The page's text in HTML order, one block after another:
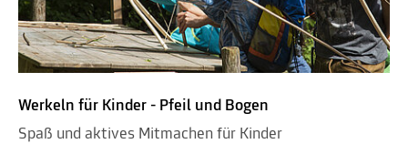
Werkeln für Kinder - Pfeil und Bogen
Spaß und aktives Mitmachen für Kinder